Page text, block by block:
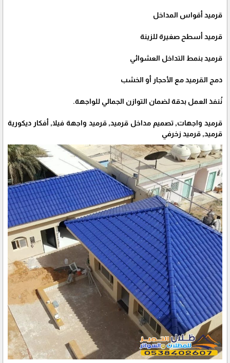
قرميد أقواس المداخل
قرميد أسطح صغيرة للزينة
قرميد بنمط التداخل العشوائي
دمج القرميد مع الأحجار أو الخشب
نُنفذ العمل بدقة لضمان التوازن الجمالي للواجهة.
قرميد واجهات, تصميم مداخل قرميد, قرميد واجهة فيلا, أفكار ديكورية
قرميد, قرميد زخرفي